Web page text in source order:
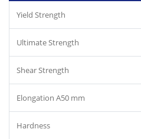
Yield Strength
Ultimate Strength
Shear Strength
Elongation A50 mm
Hardness